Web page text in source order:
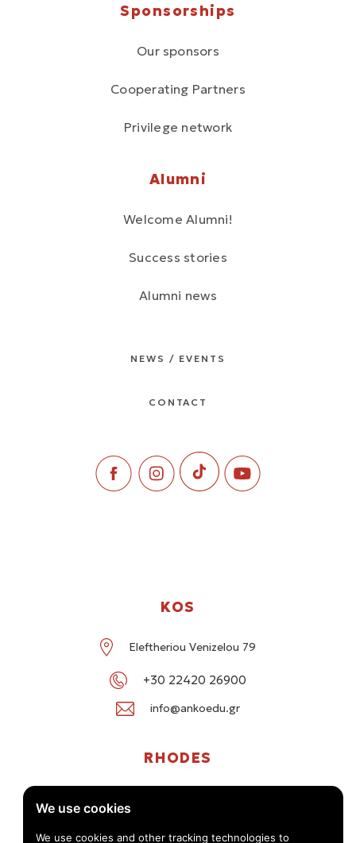
We use cookies
We use cookies and other tracking technologies to
Sponsorships
Our sponsors
Cooperating Partners
Privilege network
Alumni
Welcome Alumni!
Success stories
Alumni news
NEWS / EVENTS
CONTACT
KOS
Eleftheriou Venizelou 79
+30 22420 26900
info@ankoedu.gr
RHODES
+30 22414 01016 / +30 22410 62488